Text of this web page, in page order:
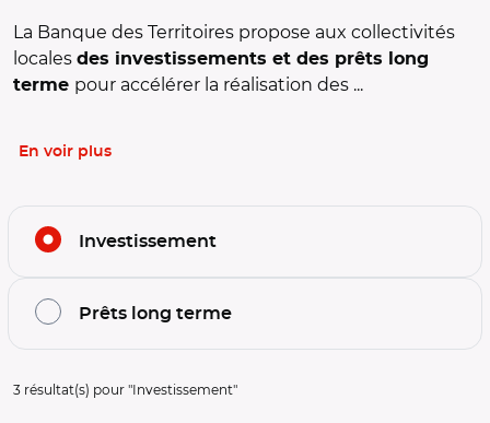
La Banque des Territoires propose aux collectivités
locales des investissements et des prêts long
terme pour accélérer la réalisation des ...
En voir plus
Investissement
Prêts long terme
Filtrage de l'offre sur la thématique :
3 résultat(s) pour "Investissement"